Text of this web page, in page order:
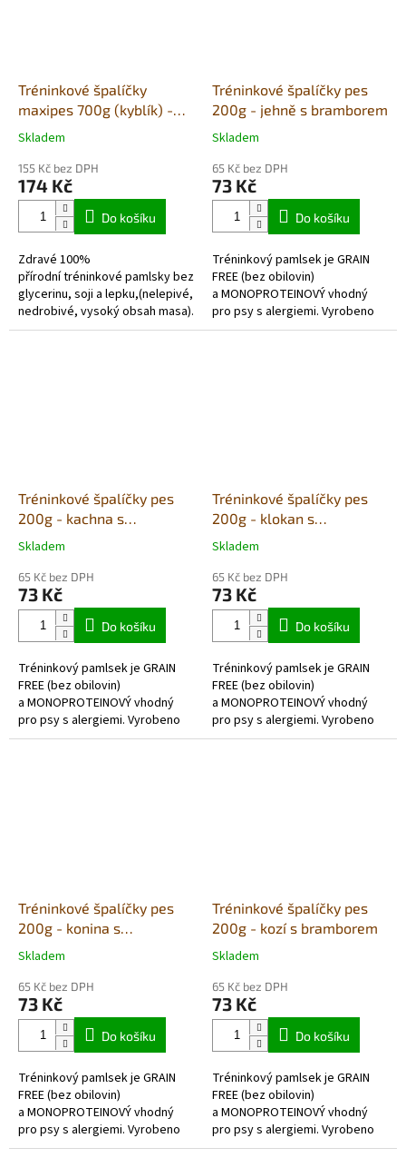
Tréninkové špalíčky
maxipes 700g (kyblík) -
zvěřina+jehněčí
Průměrné
produktu
je
hvězdiček.
Skladem
155 Kč bez DPH
174 Kč
Do košíku
Zdravé 100%
přírodní tréninkové pamlsky bez
glycerinu, soji a lepku,(nelepivé,
nedrobivé, vysoký obsah masa).
Velice chutné a lehce stravitelné
Tréninkové špalíčky pes
200g - jehně s bramborem
Průměrné
produktu
je
hvězdiček.
Skladem
65 Kč bez DPH
73 Kč
Do košíku
Tréninkový pamlsek je GRAIN
FREE (bez obilovin)
a MONOPROTEINOVÝ vhodný
pro psy s alergiemi. Vyrobeno
z vysokého
Tréninkové špalíčky pes
200g - kachna s
bramborem
Průměrné
produktu
je
hvězdiček.
Skladem
65 Kč bez DPH
73 Kč
Do košíku
Tréninkový pamlsek je GRAIN
FREE (bez obilovin)
a MONOPROTEINOVÝ vhodný
pro psy s alergiemi. Vyrobeno
z vysokého
Tréninkové špalíčky pes
200g - klokan s
bramborem
Průměrné
produktu
je
hvězdiček.
Skladem
65 Kč bez DPH
73 Kč
Do košíku
Tréninkový pamlsek je GRAIN
FREE (bez obilovin)
a MONOPROTEINOVÝ vhodný
pro psy s alergiemi. Vyrobeno
z vysokého
Tréninkové špalíčky pes
200g - konina s
bramborem
Průměrné
produktu
je
hvězdiček.
Skladem
65 Kč bez DPH
73 Kč
Do košíku
Tréninkový pamlsek je GRAIN
FREE (bez obilovin)
a MONOPROTEINOVÝ vhodný
pro psy s alergiemi. Vyrobeno
z vysokého
Tréninkové špalíčky pes
200g - kozí s bramborem
Průměrné
produktu
je
hvězdiček.
Skladem
65 Kč bez DPH
73 Kč
Do košíku
Tréninkový pamlsek je GRAIN
FREE (bez obilovin)
a MONOPROTEINOVÝ vhodný
pro psy s alergiemi. Vyrobeno
z vysokého